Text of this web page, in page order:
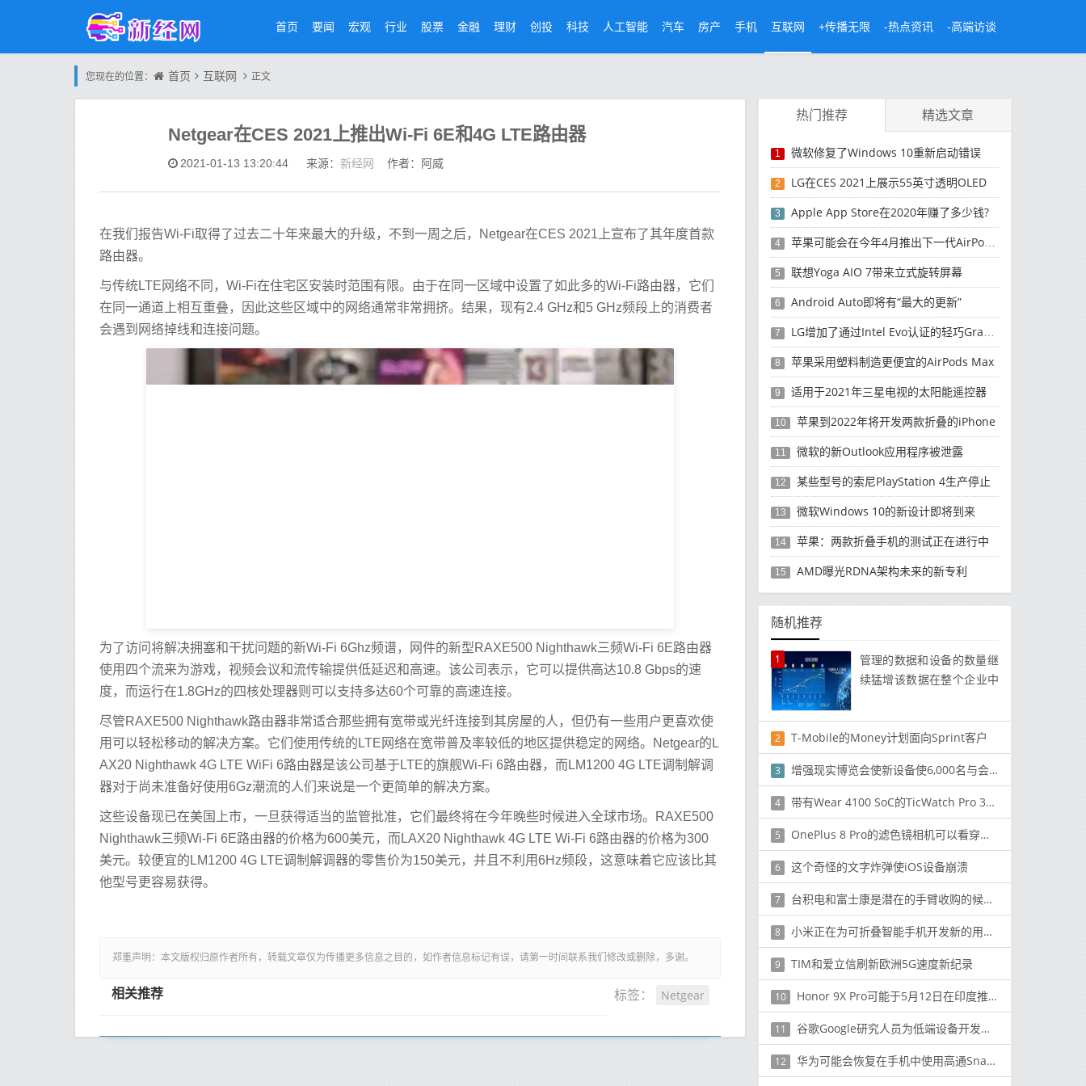
首页 要闻 宏观 行业 股票 金融 理财 创投 科技 人工智能 汽车 房产 手机 互联网 +传播无限 -热点资讯 -高端访谈
您现在的位置： 首页 互联网 正文
Netgear在CES 2021上推出Wi-Fi 6E和4G LTE路由器
2021-01-13 13:20:44 来源： 新经网 作者：阿威
在我们报告Wi-Fi取得了过去二十年来最大的升级，不到一周之后，Netgear在CES 2021上宣布了其年度首款
路由器。
与传统LTE网络不同，Wi-Fi在住宅区安装时范围有限。由于在同一区域中设置了如此多的Wi-Fi路由器，它们
在同一通道上相互重叠，因此这些区域中的网络通常非常拥挤。结果，现有2.4 GHz和5 GHz频段上的消费者
会遇到网络掉线和连接问题。
为了访问将解决拥塞和干扰问题的新Wi-Fi 6Ghz频谱，网件的新型RAXE500 Nighthawk三频Wi-Fi 6E路由器
使用四个流来为游戏，视频会议和流传输提供低延迟和高速。该公司表示，它可以提供高达10.8 Gbps的速
度，而运行在1.8GHz的四核处理器则可以支持多达60个可靠的高速连接。
尽管RAXE500 Nighthawk路由器非常适合那些拥有宽带或光纤连接到其房屋的人，但仍有一些用户更喜欢使
用可以轻松移动的解决方案。它们使用传统的LTE网络在宽带普及率较低的地区提供稳定的网络。Netgear的L
AX20 Nighthawk 4G LTE WiFi 6路由器是该公司基于LTE的旗舰Wi-Fi 6路由器，而LM1200 4G LTE调制解调
器对于尚未准备好使用6Gz潮流的人们来说是一个更简单的解决方案。
这些设备现已在美国上市，一旦获得适当的监管批准，它们最终将在今年晚些时候进入全球市场。RAXE500
Nighthawk三频Wi-Fi 6E路由器的价格为600美元，而LAX20 Nighthawk 4G LTE Wi-Fi 6路由器的价格为300
美元。较便宜的LM1200 4G LTE调制解调器的零售价为150美元，并且不利用6Hz频段，这意味着它应该比其
他型号更容易获得。
郑重声明：本文版权归原作者所有，转载文章仅为传播更多信息之目的，如作者信息标记有误，请第一时间联系我们修改或删除，多谢。
标签： Netgear
相关推荐
热门推荐 精选文章
1 微软修复了Windows 10重新启动错误
2 LG在CES 2021上展示55英寸透明OLED
3 Apple App Store在2020年赚了多少钱?
4 苹果可能会在今年4月推出下一代AirPods Pro和iPhone SE机型
5 联想Yoga AIO 7带来立式旋转屏幕
6 Android Auto即将有“最大的更新”
7 LG增加了通过Intel Evo认证的轻巧Gram笔记本电脑
8 苹果采用塑料制造更便宜的AirPods Max
9 适用于2021年三星电视的太阳能遥控器
10 苹果到2022年将开发两款折叠的iPhone
11 微软的新Outlook应用程序被泄露
12 某些型号的索尼PlayStation 4生产停止
13 微软Windows 10的新设计即将到来
14 苹果：两款折叠手机的测试正在进行中
15 AMD曝光RDNA架构未来的新专利
随机推荐
1
管理的数据和设备的数量继
续猛增该数据在整个企业中
2 T-Mobile的Money计划面向Sprint客户
3 增强现实博览会使新设备使6,000名与会者眼花azz乱
4 带有Wear 4100 SoC的TicWatch Pro 3在亚马逊英国正式上市
5 OnePlus 8 Pro的滤色镜相机可以看穿塑料物体
6 这个奇怪的文字炸弹使iOS设备崩溃
7 台积电和富士康是潜在的手臂收购的候选人
8 小米正在为可折叠智能手机开发新的用户界面
9 TIM和爱立信刷新欧洲5G速度新纪录
10 Honor 9X Pro可能于5月12日在印度推出
11 谷歌Google研究人员为低端设备开发了高性能AI
12 华为可能会恢复在手机中使用高通Snapdragon芯片